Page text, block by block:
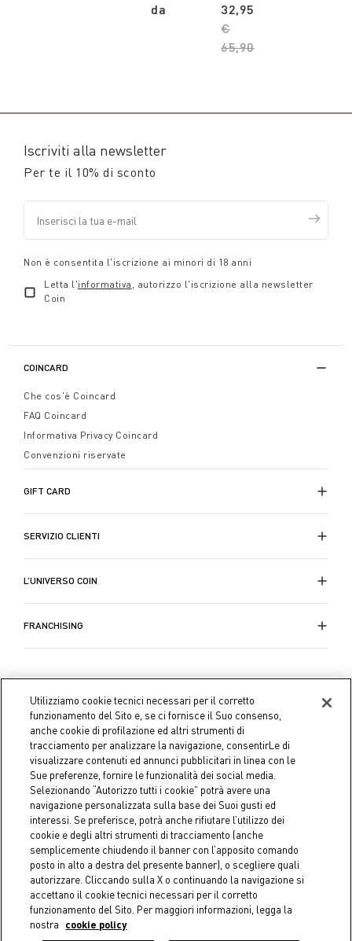
da
Price reduced from
€
65,90to
32,95
Iscriviti alla newsletter
Per te il 10% di sconto
Non è consentita l'iscrizione ai minori di 18 anni
Letta l'informativa , autorizzo l'iscrizione alla newsletter
Coin
COINCARD
Che cos'è Coincard
FAQ Coincard
Informativa Privacy Coincard
Convenzioni riservate
GIFT CARD
SERVIZIO CLIENTI
L’UNIVERSO COIN
FRANCHISING
Coin S.p.A. C.F./P.IVA 04391480276, capitale sociale 10.123.282,23
Euro i.v.
Dati aziendali Cookie Policy Informativa Privacy
Utilizziamo cookie tecnici necessari per il corretto
funzionamento del Sito e, se ci fornisce il Suo consenso,
anche cookie di profilazione ed altri strumenti di
tracciamento per analizzare la navigazione, consentirLe di
visualizzare contenuti ed annunci pubblicitari in linea con le
Sue preferenze, fornire le funzionalità dei social media.
Selezionando “Autorizzo tutti i cookie” potrà avere una
navigazione personalizzata sulla base dei Suoi gusti ed
interessi. Se preferisce, potrà anche rifiutare l’utilizzo dei
cookie e degli altri strumenti di tracciamento (anche
semplicemente chiudendo il banner con l’apposito comando
posto in alto a destra del presente banner), o scegliere quali
autorizzare. Cliccando sulla X o continuando la navigazione si
accettano il cookie tecnici necessari per il corretto
funzionamento del Sito. Per maggiori informazioni, legga la
nostra
cookie policy